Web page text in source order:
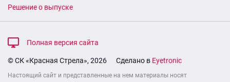
Решение о выпуске
Полная версия сайта
© СК «Красная Стрела», 2026 Сделано в Eyetronic
Настоящий сайт и представленные на нем материалы носят